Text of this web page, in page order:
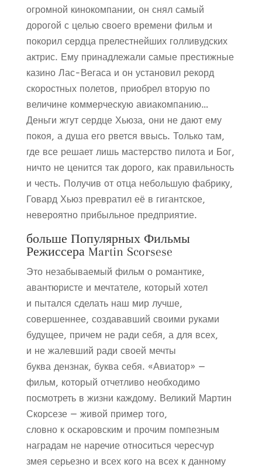
огромной кинокомпании, он снял самый
дорогой с целью своего времени фильм и
покорил сердца прелестнейших голливудских
актрис. Ему принадлежали самые престижные
казино Лас-Вегаса и он установил рекорд
скоростных полетов, приобрел вторую по
величине коммерческую авиакомпанию…
Деньги жгут сердце Хьюза, они не дают ему
покоя, а душа его рвется ввысь. Только там,
где все решает лишь мастерство пилота и Бог,
ничто не ценится так дорого, как правильность
и честь. Получив от отца небольшую фабрику,
Говард Хьюз превратил её в гигантское,
невероятно прибыльное предприятие.
больше Популярных Фильмы
Режиссера Martin Scorsese
Это незабываемый фильм о романтике,
авантюристе и мечтателе, который хотел
и пытался сделать наш мир лучше,
совершеннее, создававший своими руками
будущее, причем не ради себя, а для всех,
и не жалевший ради своей мечты
буква дензнак, буква себя. «Авиатор» —
фильм, который отчетливо необходимо
посмотреть в жизни каждому. Великий Мартин
Скорсезе — живой пример того,
словно к оскаровским и прочим помпезным
наградам не наречие относиться чересчур
змея серьезно и всех кого на всех к данному